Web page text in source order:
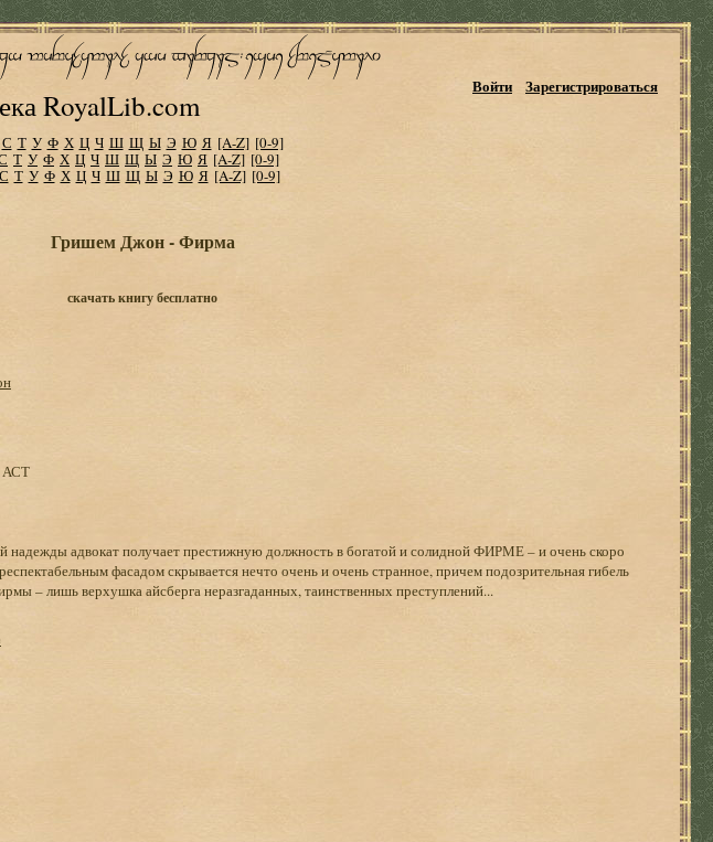
RoyalLib.com
Войти Зарегистрироваться
С Т У Ф Х Ц Ч Ш Щ Ы Э Ю Я [A-Z] [0-9]
Т У Ф Х Ц Ч Ш Щ Ы Э Ю Я [A-Z] [0-9]
С Т У Ф Х Ц Ч Ш Щ Ы Э Ю Я [A-Z] [0-9]
Гришем Джон - Фирма
скачать книгу бесплатно
АСТ
адвокат получает престижную должность в богатой и солидной ФИРМЕ – и очень скоро
фасадом скрывается нечто очень и очень странное, причем подозрительная гибель
– лишь верхушка айсберга неразгаданных, таинственных преступлений...